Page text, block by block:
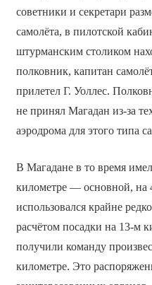
советники и секретари
самолёта, в пилотской
штурманским столиком
полковник, капитан
прилетел Г. Уоллес.
не принял Магадан из-за
аэродрома для этого типа
В Магадане в то время
километре — основной, на
использовался крайне
расчётом посадки на 13-м
получили команду
километре. Это